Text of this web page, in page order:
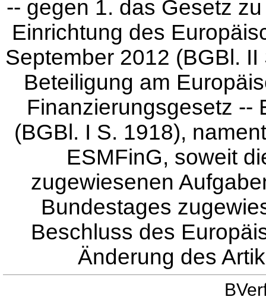
-- gegen 1. das Gesetz
Einrichtung des
September 2012 (BGBl.
Beteiligung am
Finanzierungsgesetz --
(BGBl. I S. 1918),
ESMFinG, soweit
zugewiesenen
Bundestages
Beschluss des
Änderung des